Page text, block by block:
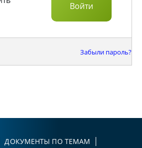
Забыли пароль?
ДОКУМЕНТЫ ПО ТЕМАМ